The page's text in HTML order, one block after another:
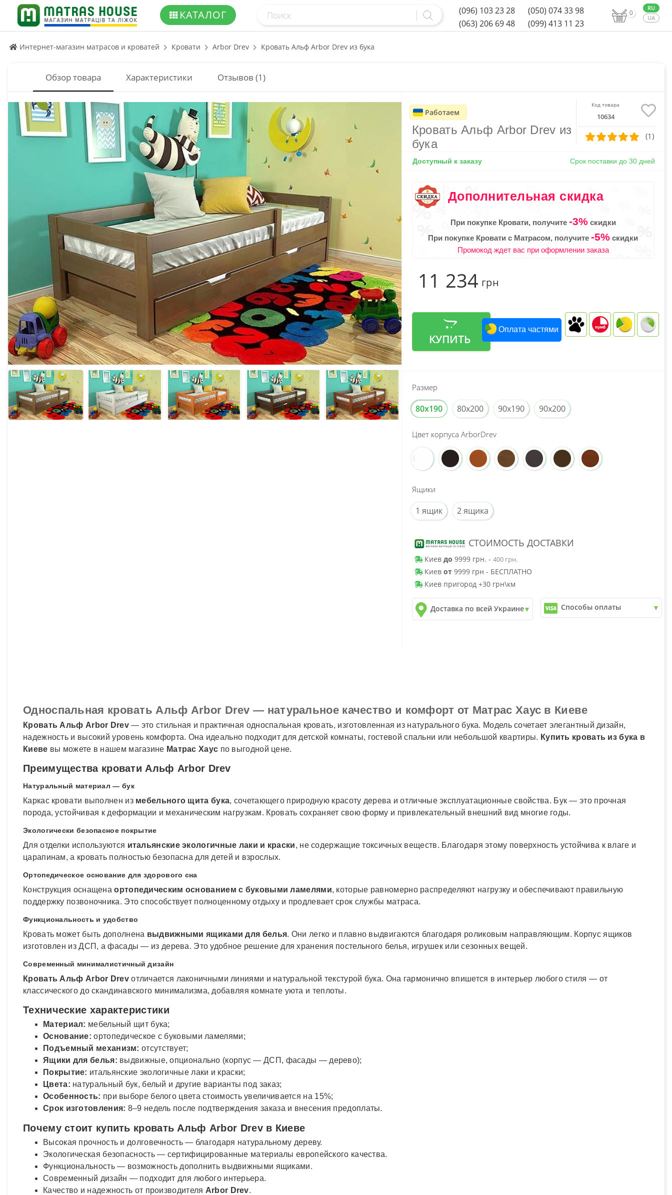
КАТАЛОГ (096) 103 23 28
(050) 074 33 98
(063) 206 69 48
(099) 413 11 23
0
Интернет-магазин матрасов и кроватей Кровати Arbor Drev Кровать Альф Arbor Drev из бука
Обзор товара Характеристики Отзывов (1)
Работаем
Кровать Альф Arbor Drev из
бука
Код товара
10634
(1)
Доступный к заказу Срок поставки до 30 дней
Дополнительная скидка
При покупке Кровати, получите -3%скидки
При покупке Кровати с Матрасом, получите-5% скидки
Промокод ждет вас при оформлении заказа
11 234грн
КУПИТЬ
Оплата частями
Размер
80x190 80x200 90x190 90x200
Цвет корпуса ArborDrev
Ящики
1 ящик 2 ящика
СТОИМОСТЬ ДОСТАВКИ
Киев до 9999 грн. - 400 грн.
Киев от9999 грн - БЕСПЛАТНО
Киев пригород +30 грн\км
Доставка по всей Украине Способы оплаты
Односпальная кровать Альф Arbor Drev — натуральное качество и комфорт от Матрас Хаус в Киеве
Кровать Альф Arbor Drev— это стильная и практичная односпальная кровать, изготовленная из натурального бука. Модель сочетает элегантный дизайн,
надежность и высокий уровень комфорта. Она идеально подходит для детской комнаты, гостевой спальни или небольшой квартиры. Купить кровать из бука в
Киеве вы можете в нашем магазине Матрас Хаус по выгодной цене.
Преимущества кровати Альф Arbor Drev
Натуральный материал — бук
Каркас кровати выполнен из мебельного щита бука, сочетающего природную красоту дерева и отличные эксплуатационные свойства. Бук — это прочная
порода, устойчивая к деформации и механическим нагрузкам. Кровать сохраняет свою форму и привлекательный внешний вид многие годы.
Экологически безопасное покрытие
Для отделки используются итальянские экологичные лаки и краски, не содержащие токсичных веществ. Благодаря этому поверхность устойчива к влаге и
царапинам, а кровать полностью безопасна для детей и взрослых.
Ортопедическое основание для здорового сна
Конструкция оснащенаортопедическим основанием с буковыми ламелями, которые равномерно распределяют нагрузку и обеспечивают правильную
поддержку позвоночника. Это способствует полноценному отдыху и продлевает срок службы матраса.
Функциональность и удобство
Кровать может быть дополнена выдвижными ящиками для белья. Они легко и плавно выдвигаются благодаря роликовым направляющим. Корпус ящиков
изготовлен из ДСП, а фасады — из дерева. Это удобное решение для хранения постельного белья, игрушек или сезонных вещей.
Современный минималистичный дизайн
Кровать Альф Arbor Drevотличается лаконичными линиями и натуральной текстурой бука. Она гармонично впишется в интерьер любого стиля — от
классического до скандинавского минимализма, добавляя комнате уюта и теплоты.
Технические характеристики
Материал: мебельный щит бука;
Основание: ортопедическое с буковыми ламелями;
Подъемный механизм: отсутствует;
Ящики для белья: выдвижные, опционально (корпус — ДСП, фасады — дерево);
Покрытие: итальянские экологичные лаки и краски;
Цвета: натуральный бук, белый и другие варианты под заказ;
Особенность: при выборе белого цвета стоимость увеличивается на 15%;
Срок изготовления: 8–9 недель после подтверждения заказа и внесения предоплаты.
Почему стоит купить кровать Альф Arbor Drev в Киеве
Высокая прочность и долговечность — благодаря натуральному дереву.
Экологическая безопасность — сертифицированные материалы европейского качества.
Функциональность — возможность дополнить выдвижными ящиками.
Современный дизайн — подходит для любого интерьера.
Качество и надежность от производителя Arbor Drev.